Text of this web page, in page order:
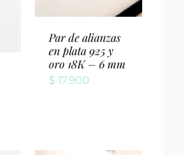
Par de alianzas
en plata 925 y
oro 18K – 6 mm
$ 17.900